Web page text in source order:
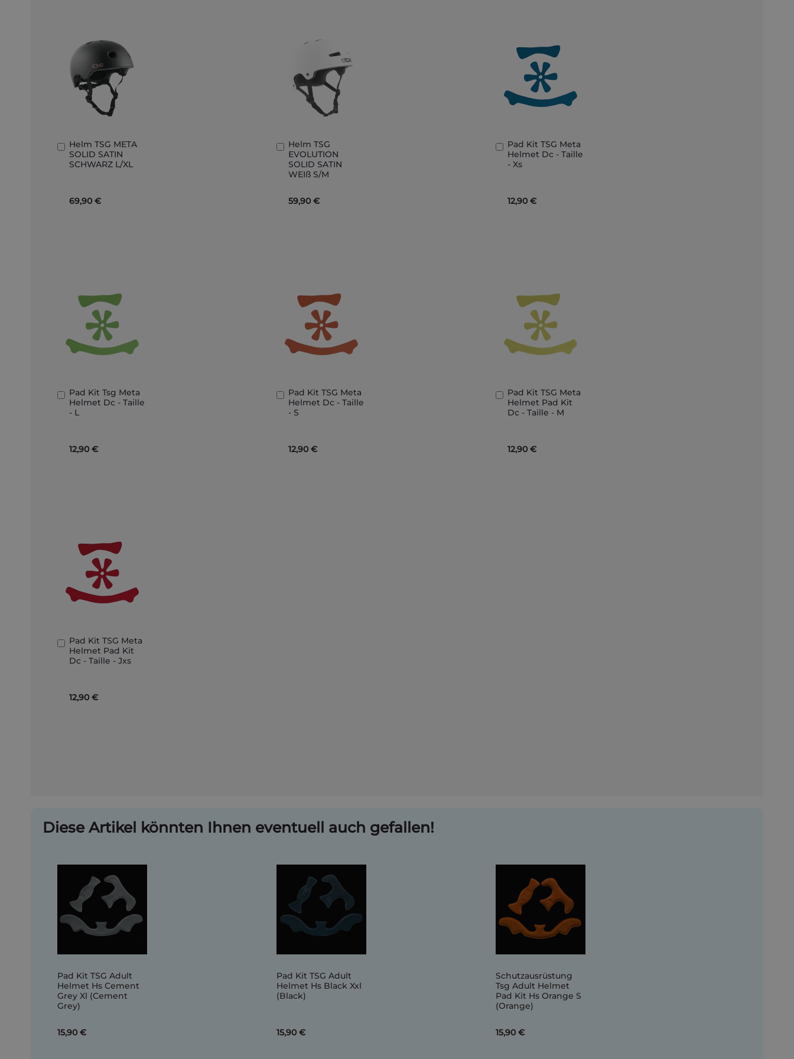
Helm TSG META
SOLID SATIN
SCHWARZ L/XL
69,90 €
In
den
Warenkorb
Helm TSG
EVOLUTION
SOLID SATIN
WEIß S/M
59,90 €
In
den
Warenkorb
Pad Kit TSG Meta
Helmet Dc - Taille
- Xs
12,90 €
In
den
Warenkorb
Pad Kit Tsg Meta
Helmet Dc - Taille
- L
12,90 €
In
den
Warenkorb
Pad Kit TSG Meta
Helmet Dc - Taille
- S
12,90 €
In
den
Warenkorb
Pad Kit TSG Meta
Helmet Pad Kit
Dc - Taille - M
12,90 €
In
den
Warenkorb
Pad Kit TSG Meta
Helmet Pad Kit
Dc - Taille - Jxs
12,90 €
In
den
Warenkorb
Diese Artikel könnten Ihnen eventuell auch gefallen!
Pad Kit TSG Adult
Helmet Hs Cement
Grey Xl (Cement
Grey)
15,90 €
Pad Kit TSG Adult
Helmet Hs Black Xxl
(Black)
15,90 €
Schutzausrüstung
Tsg Adult Helmet
Pad Kit Hs Orange S
(Orange)
15,90 €